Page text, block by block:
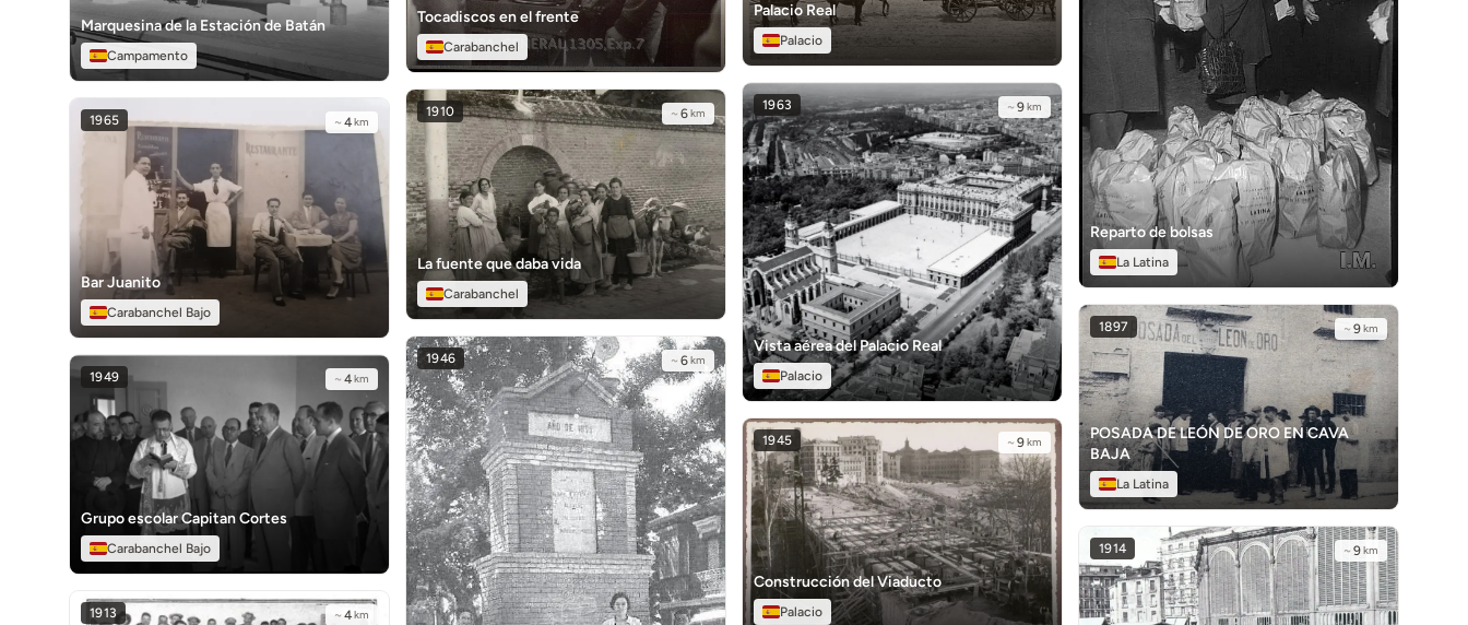
Marquesina de la Estación de Batán
Campamento
1965 ~ 4km
Bar Juanito
Carabanchel Bajo
1949 ~ 4km
Grupo escolar Capitan Cortes
Carabanchel Bajo
1913 ~ 4km
Tocadiscos en el frente
Carabanchel
1910 ~ 6km
La fuente que daba vida
Carabanchel
1946 ~ 6km
Palacio Real
Palacio
1963 ~9km
Vista aérea del Palacio Real
Palacio
1945 ~ 9km
Construcción del Viaducto
Palacio
Reparto de bolsas
La Latina
1897 ~ 9km
POSADA DE LEÓN DE ORO EN CAVA
BAJA
La Latina
1914 ~ 9km